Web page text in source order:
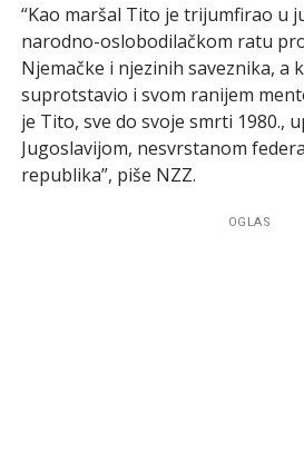
“Kao maršal Tito je trijumfirao u
narodno-oslobodilačkom ratu
Njemačke i njezinih saveznika, a
suprotstavio i svom ranijem
je Tito, sve do svoje smrti 1980.,
Jugoslavijom, nesvrstanom
republika”, piše NZZ.
OGLAS